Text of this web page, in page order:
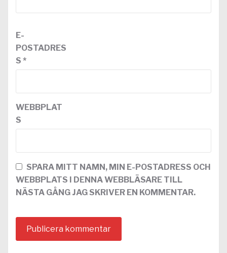
E-
POSTADRES
S *
WEBBPLAT
S
SPARA MITT NAMN, MIN E-POSTADRESS OCH
WEBBPLATS I DENNA WEBBLÄSARE TILL
NÄSTA GÅNG JAG SKRIVER EN KOMMENTAR.